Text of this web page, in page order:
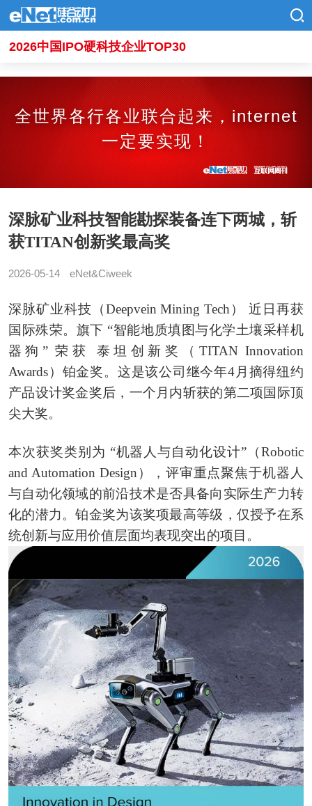
2026中国IPO硬科技企业TOP30
全世界各行各业联合起来，internet
一定要实现！
深脉矿业科技智能勘探装备连下两城，斩
获TITAN创新奖最高奖
2026-05-14 eNet&Ciweek
深脉矿业科技（Deepvein Mining Tech） 近日再获
国际殊荣。旗下 “智能地质填图与化学土壤采样机
器狗” 荣获 泰坦创新奖（TITAN Innovation
Awards）铂金奖。这是该公司继今年4月摘得纽约
产品设计奖金奖后，一个月内斩获的第二项国际顶
尖大奖。
本次获奖类别为 “机器人与自动化设计”（Robotic
and Automation Design），评审重点聚焦于机器人
与自动化领域的前沿技术是否具备向实际生产力转
化的潜力。铂金奖为该奖项最高等级，仅授予在系
统创新与应用价值层面均表现突出的项目。